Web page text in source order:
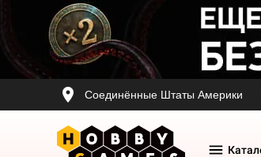
Соединённые Штаты Америки